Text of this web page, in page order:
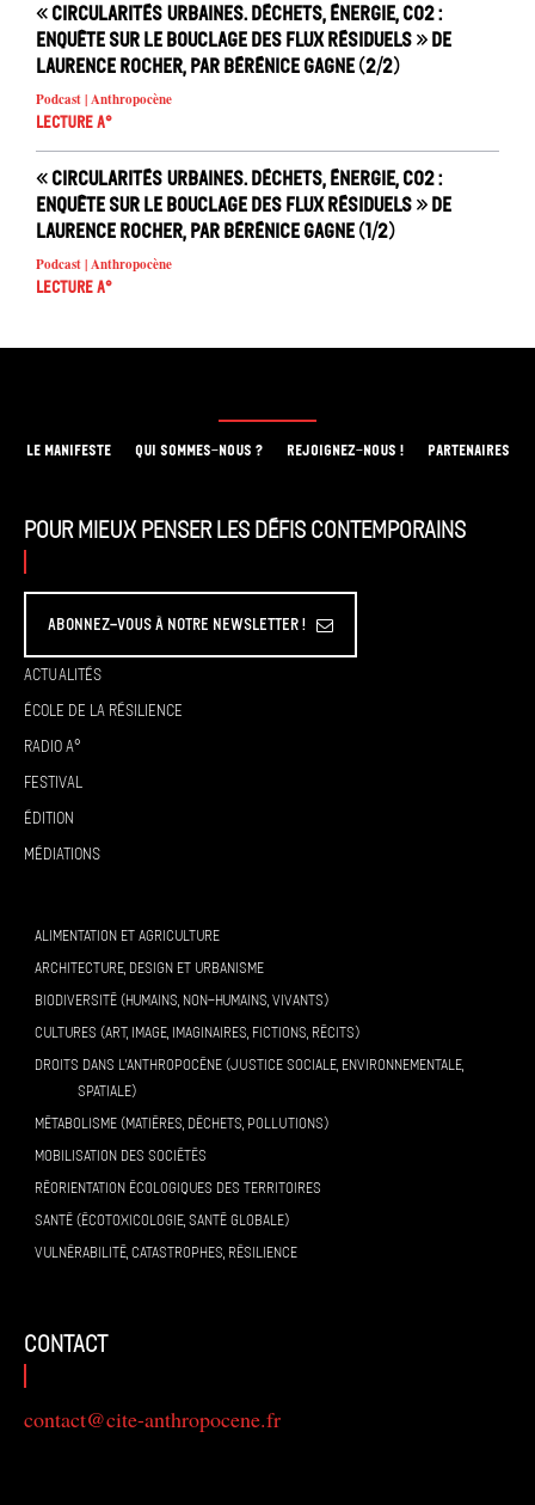
« Circularités urbaines. Déchets, énergie, CO2 :
enquête sur le bouclage des flux résiduels » de
Laurence Rocher, par Bérénice Gagne (2/2)
Podcast | Anthropocène
Lecture A°
« Circularités urbaines. Déchets, énergie, CO2 :
enquête sur le bouclage des flux résiduels » de
Laurence Rocher, par Bérénice Gagne (1/2)
Podcast | Anthropocène
Lecture A°
LE MANIFESTE QUI SOMMES-NOUS ? REJOIGNEZ-NOUS ! PARTENAIRES
Pour mieux penser les défis contemporains
Abonnez-vous à Notre Newsletter !
Actualités
École de la résilience
Radio A°
Festival
Édition
Médiations
ALIMENTATION ET AGRICULTURE
ARCHITECTURE, DESIGN ET URBANISME
BIODIVERSITÉ (HUMAINS, NON-HUMAINS, VIVANTS)
CULTURES (ART, IMAGE, IMAGINAIRES, FICTIONS, RÉCITS)
DROITS DANS L’ANTHROPOCÈNE (JUSTICE SOCIALE, ENVIRONNEMENTALE,
SPATIALE)
MÉTABOLISME (MATIÈRES, DÉCHETS, POLLUTIONS)
MOBILISATION DES SOCIÉTÉS
RÉORIENTATION ÉCOLOGIQUES DES TERRITOIRES
SANTÉ (ÉCOTOXICOLOGIE, SANTÉ GLOBALE)
VULNÉRABILITÉ, CATASTROPHES, RÉSILIENCE
contact
contact@cite-anthropocene.fr